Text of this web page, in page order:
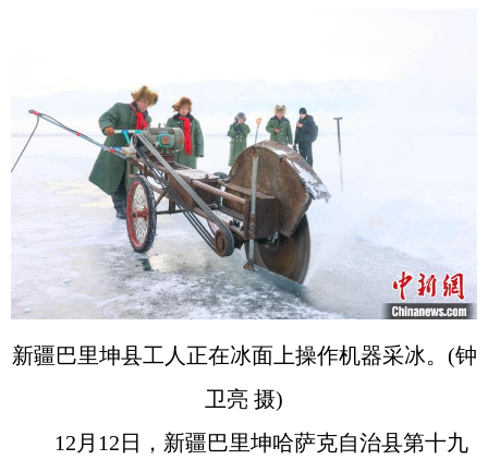
新疆巴里坤县工人正在冰面上操作机器采冰。(钟
卫亮 摄)
12月12日，新疆巴里坤哈萨克自治县第十九